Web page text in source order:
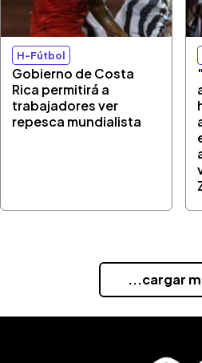
H-Fútbol
Gobierno de Costa
Rica permitirá a
trabajadores ver
repesca mundialista
...cargar